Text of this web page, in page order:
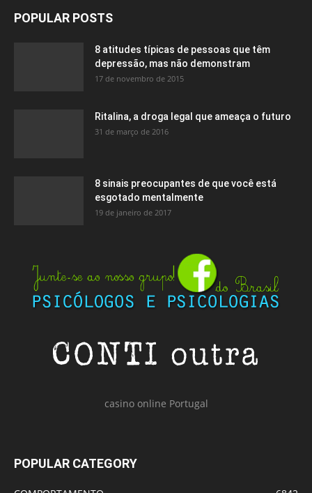
POPULAR POSTS
8 atitudes típicas de pessoas que têm
depressão, mas não demonstram
17 de novembro de 2015
Ritalina, a droga legal que ameaça o futuro
31 de março de 2016
8 sinais preocupantes de que você está
esgotado mentalmente
19 de janeiro de 2017
casino online Portugal
POPULAR CATEGORY